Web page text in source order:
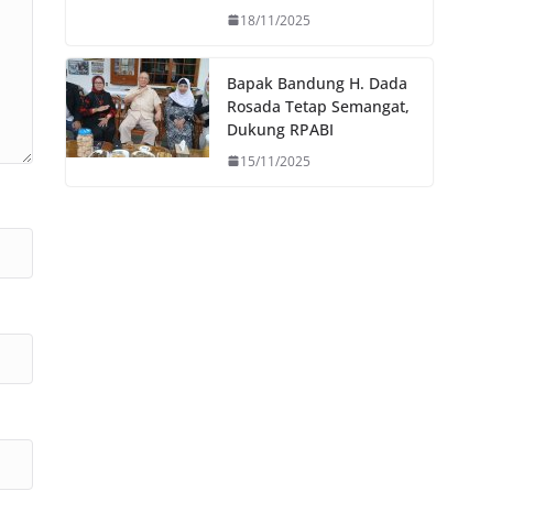
18/11/2025
Bapak Bandung H. Dada
Rosada Tetap Semangat,
Dukung RPABI
15/11/2025